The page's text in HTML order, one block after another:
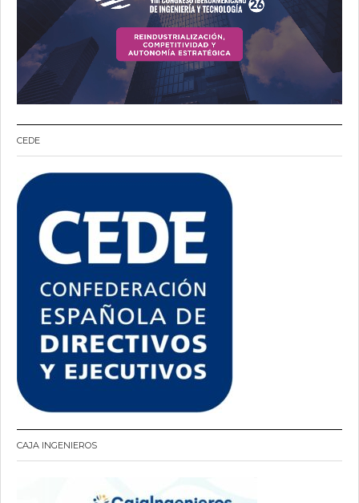
CEDE
CAJA INGENIEROS